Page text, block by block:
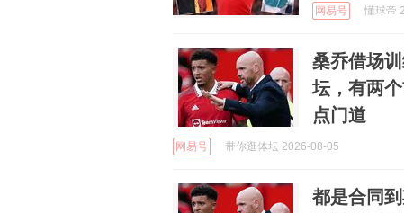
网易号 懂球帝
桑乔借场
坛，有两
点门道
网易号 带你逛体坛 2026-08-05
都是合同